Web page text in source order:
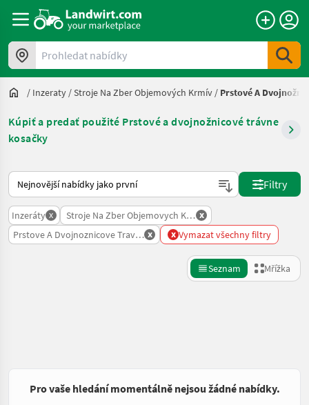
Prohledat nabídky
/ Inzeraty /Stroje Na Zber Objemových Krmív / Prstové A
Kúpiť a predať použité Prstové a dvojnožnicové trávne
kosačky
Takto se řadí nabídky na Landwirt.com
Filtry
Inzeráty x Stroje Na Zber Objemovych Krmiv
x
Prstove A Dvojnoznicove Travne Kosacky
x x Vymazat všechny filtry
Seznam Mřížka
Pro vaše hledání momentálně nejsou žádné nabídky.